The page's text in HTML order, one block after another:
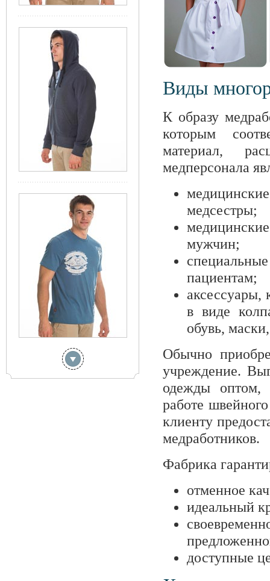
Виды
К образу
которым
материал,
медперсонала
медсестры;
мужчин;
пациентам;
аксессуары,
в виде
обувь,
Обычно
учреждение.
одежды оптом,
работе
клиенту
медработников.
Фабрика
отменное
идеальный
доступные